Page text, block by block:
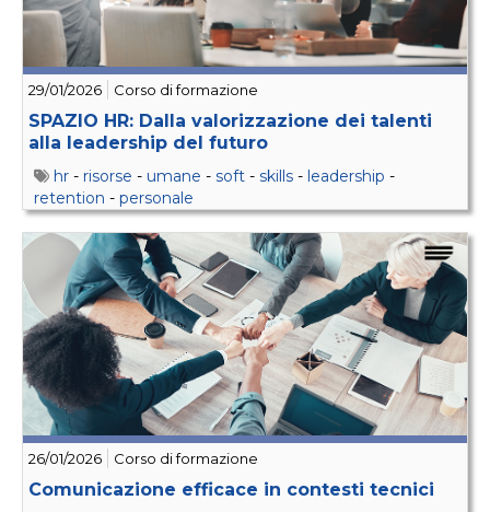
29/01/2026 Corso di formazione
SPAZIO HR: Dalla valorizzazione dei talenti
alla leadership del futuro
hr - risorse - umane - soft - skills - leadership -
retention - personale
26/01/2026 Corso di formazione
Comunicazione efficace in contesti tecnici